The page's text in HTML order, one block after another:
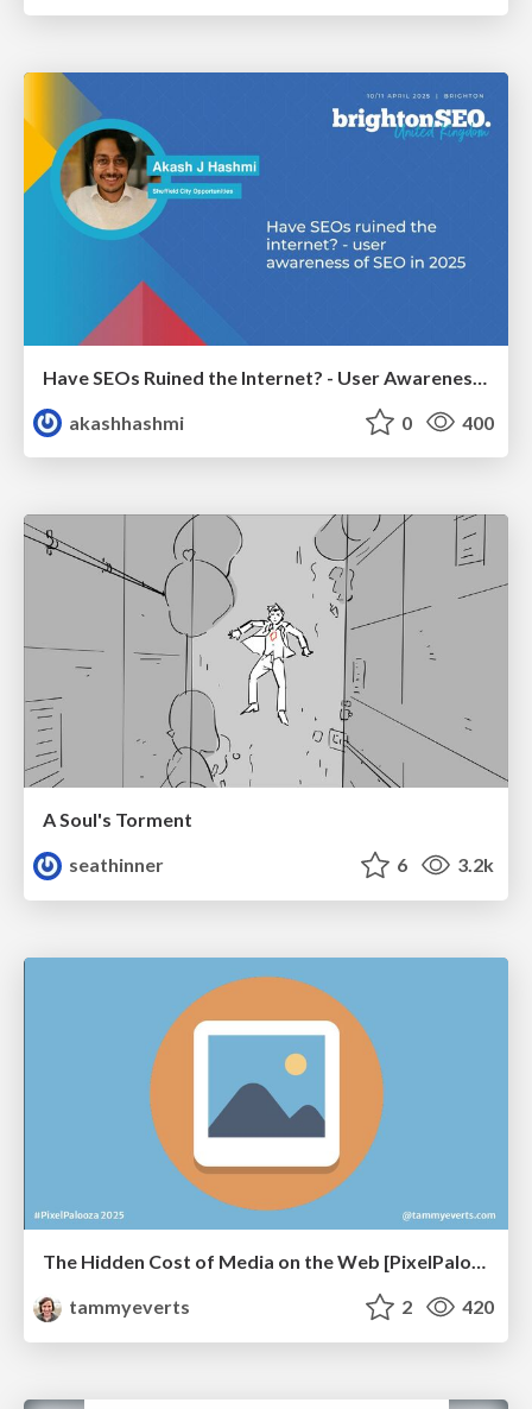
akashhashmi
0 400
A Soul's Torment
seathinner
6 3.2k
The Hidden Cost of Media on the Web [PixelPalooza 2025]
tammyeverts
2 420